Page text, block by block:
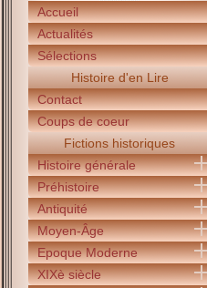
Accueil
Actualités
Sélections
Histoire d'en Lire
Contact
Coups de coeur
Fictions historiques
Histoire générale
Préhistoire
Antiquité
Moyen-Âge
Epoque Moderne
XIXè siècle